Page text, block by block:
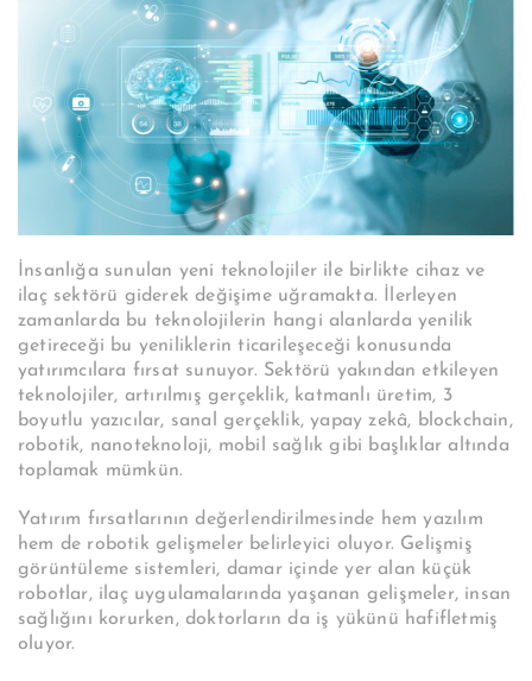
İnsanlığa sunulan yeni teknolojiler ile birlikte cihaz ve
ilaç sektörü giderek değişime uğramakta. İlerleyen
zamanlarda bu teknolojilerin hangi alanlarda yenilik
getireceği bu yeniliklerin ticarileşeceği konusunda
yatırımcılara fırsat sunuyor. Sektörü yakından etkileyen
teknolojiler, artırılmış gerçeklik, katmanlı üretim, 3
boyutlu yazıcılar, sanal gerçeklik, yapay zekâ, blockchain,
robotik, nanoteknoloji, mobil sağlık gibi başlıklar altında
toplamak mümkün.
Yatırım fırsatlarının değerlendirilmesinde hem yazılım
hem de robotik gelişmeler belirleyici oluyor. Gelişmiş
görüntüleme sistemleri, damar içinde yer alan küçük
robotlar, ilaç uygulamalarında yaşanan gelişmeler, insan
sağlığını korurken, doktorların da iş yükünü hafifletmiş
oluyor.